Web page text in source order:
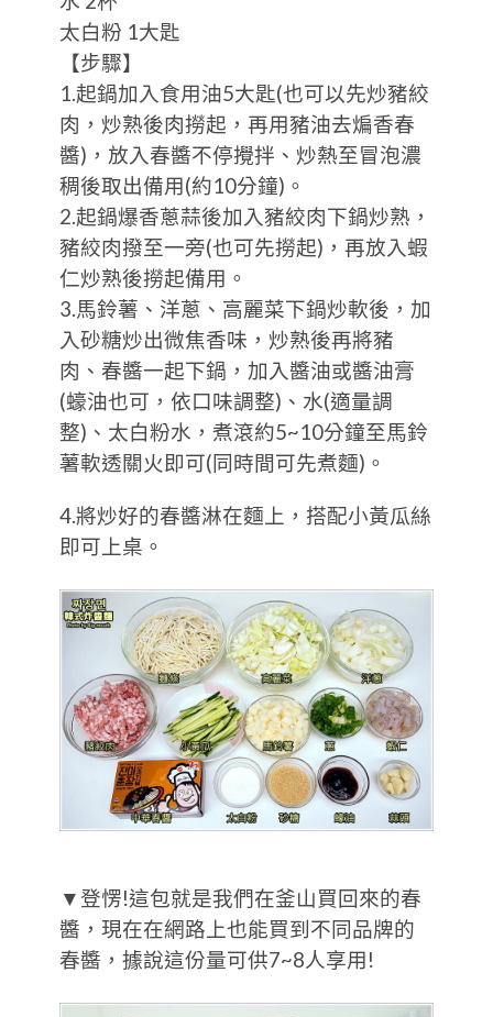
太白粉 1大匙
【步驟】
1.起鍋加入食用油5大匙(也可以先炒豬絞
肉，炒熟後肉撈起，再用豬油去煸香春
醬)，放入春醬不停攪拌、炒熱至冒泡濃
稠後取出備用(約10分鐘)。
2.起鍋爆香蔥蒜後加入豬絞肉下鍋炒熟，
豬絞肉撥至一旁(也可先撈起)，再放入蝦
仁炒熟後撈起備用。
3.馬鈴薯、洋蔥、高麗菜下鍋炒軟後，加
入砂糖炒出微焦香味，炒熟後再將豬
肉、春醬一起下鍋，加入醬油或醬油膏
(蠔油也可，依口味調整)、水(適量調
整)、太白粉水，煮滾約5~10分鐘至馬鈴
薯軟透關火即可(同時間可先煮麵)。
4.將炒好的春醬淋在麵上，搭配小黃瓜絲
即可上桌。
▼登愣!這包就是我們在釜山買回來的春
醬，現在在網路上也能買到不同品牌的
春醬，據說這份量可供7~8人享用!